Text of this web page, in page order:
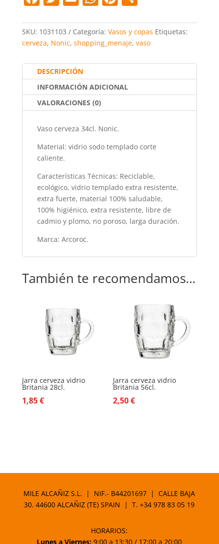
c
e
b
o
o
k
itt
er
ai
l
at
s
A
p
p
er
e
st
m
p
ar
tir
SKU: 1031103 Categoría: Vasos y copas Etiquetas:
cerveza, Nonic, shopping_menaje, vaso
DESCRIPCIÓN
INFORMACIÓN ADICIONAL
VALORACIONES (0)
Vaso cerveza 34cl. Nonic.
Material: vidrio sodo templado corte
caliente.
Características Técnicas: Reciclable,
ecológico, vidrio templado extra resistente,
extra fuerte, material 100% saludable,
100% higiénico, extra resistente, libre de
cadmio y plomo, no poroso, larga duración.
Marca: Arcoroc.
También te recomendamos…
Jarra cerveza vidrio
Britania 28cl.
1,85€
Jarra cerveza vidrio
Britania 56cl.
2,50€
MILE ALCAÑIZ S.L. | NIF.- B44201697 | CALLE BAJA
30. 44600 ALCAÑIZ (TE) SPAIN | T.+34 978 83 05 19
HORARIOS:
Lunes a Viernes: 9:00 a 13:30 / 17:00 a 20:00